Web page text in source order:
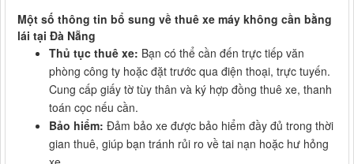
Một số thông tin bổ sung về thuê xe máy không cần bằng
lái tại Đà Nẵng
Thủ tục thuê xe: Bạn có thể cần đến trực tiếp văn
phòng công ty hoặc đặt trước qua điện thoại, trực tuyến.
Cung cấp giấy tờ tùy thân và ký hợp đồng thuê xe, thanh
toán cọc nếu cần.
Bảo hiểm: Đảm bảo xe được bảo hiểm đầy đủ trong thời
gian thuê, giúp bạn tránh rủi ro về tai nạn hoặc hư hỏng